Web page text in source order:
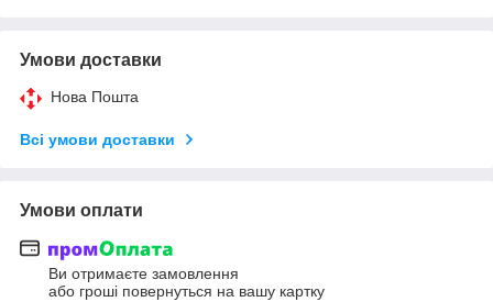
Умови доставки
Нова Пошта
Всі умови доставки
Умови оплати
Ви отримаєте замовлення
або гроші повернуться на вашу картку